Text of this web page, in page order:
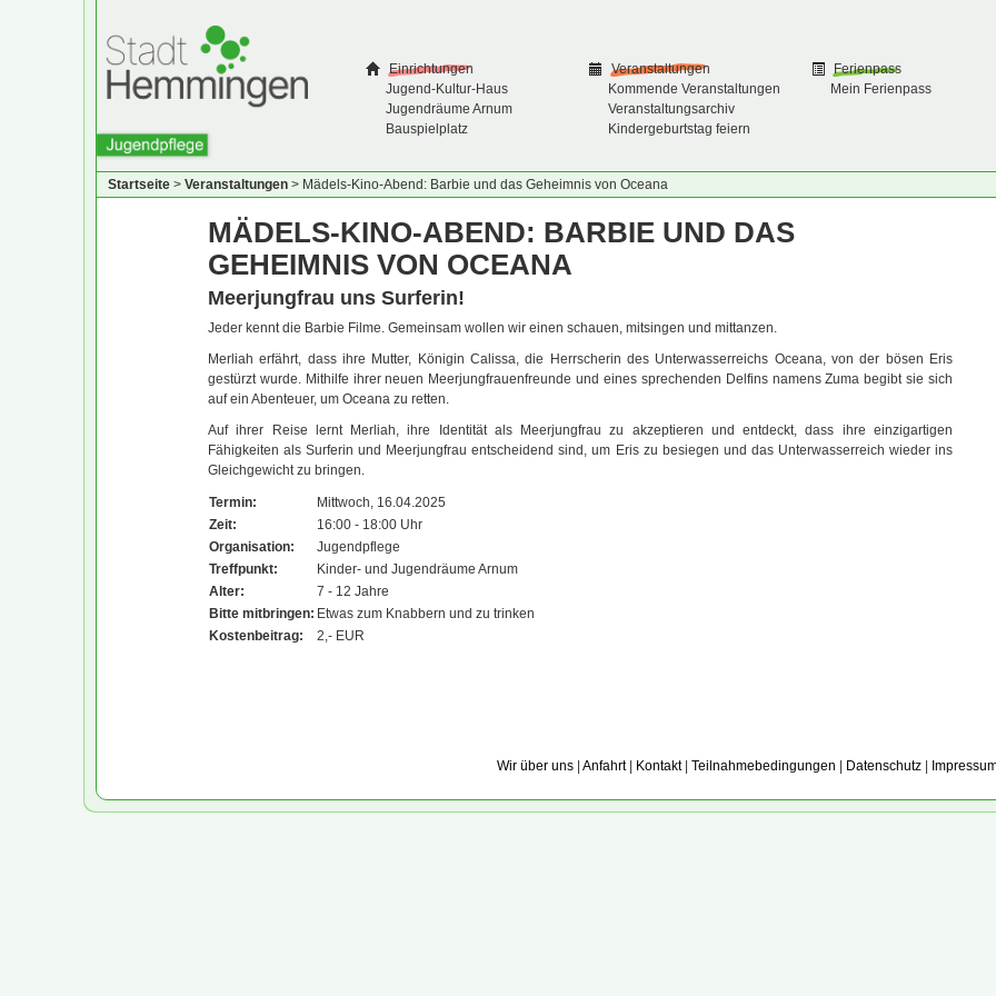
Einrichtungen
Jugend-Kultur-Haus
Jugendräume Arnum
Bauspielplatz
Veranstaltungen
Kommende Veranstaltungen
Veranstaltungsarchiv
Kindergeburtstag feiern
Ferienpass
Mein Ferienpass
Startseite > Veranstaltungen > Mädels-Kino-Abend: Barbie und das Geheimnis von Oceana
MÄDELS-KINO-ABEND: BARBIE UND DAS
GEHEIMNIS VON OCEANA
Meerjungfrau uns Surferin!
Jeder kennt die Barbie Filme. Gemeinsam wollen wir einen schauen, mitsingen und mittanzen.
Merliah erfährt, dass ihre Mutter, Königin Calissa, die Herrscherin des Unterwasserreichs Oceana, von der bösen Eris
gestürzt wurde. Mithilfe ihrer neuen Meerjungfrauenfreunde und eines sprechenden Delfins namens Zuma begibt sie sich
auf ein Abenteuer, um Oceana zu retten.
Auf ihrer Reise lernt Merliah, ihre Identität als Meerjungfrau zu akzeptieren und entdeckt, dass ihre einzigartigen
Fähigkeiten als Surferin und Meerjungfrau entscheidend sind, um Eris zu besiegen und das Unterwasserreich wieder ins
Gleichgewicht zu bringen.
Termin:
Mittwoch, 16.04.2025
Zeit:
16:00 - 18:00 Uhr
Organisation:
Jugendpflege
Treffpunkt:
Kinder- und Jugendräume Arnum
Alter:
7 - 12 Jahre
Bitte mitbringen: Etwas zum Knabbern und zu trinken
Kostenbeitrag:
2,- EUR
Wir über uns| Anfahrt| Kontakt| Teilnahmebedingungen Datenschutz|